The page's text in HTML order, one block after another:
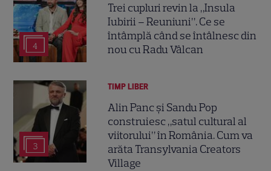
4
Trei cupluri revin la „Insula
Iubirii – Reuniuni”. Ce se
întâmplă când se întâlnesc din
nou cu Radu Vâlcan
3
TIMP LIBER
Alin Panc și Sandu Pop
construiesc „satul cultural al
viitorului” în România. Cum va
arăta Transylvania Creators
Village